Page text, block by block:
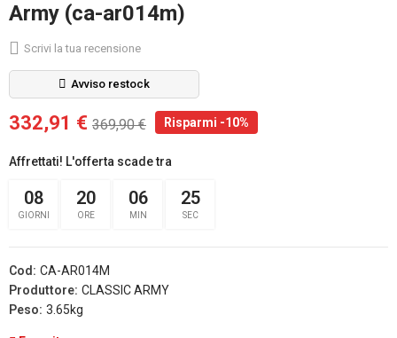
Army (ca-ar014m)
Scrivi la tua recensione
Avviso restock
332,91 € 369,90 € Risparmi -10%
Affrettati! L'offerta scade tra
08
GIORNI
20
ORE
06
MIN
25
SEC
Cod: CA-AR014M
Produttore: CLASSIC ARMY
Peso: 3.65kg